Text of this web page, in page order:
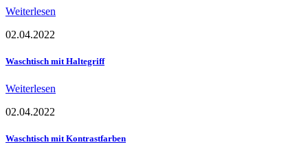
Weiterlesen
02.04.2022
Waschtisch mit Haltegriff
Weiterlesen
02.04.2022
Waschtisch mit Kontrastfarben